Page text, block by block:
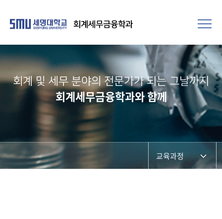
회계세무금융학과
회계 및 세무 분야의 전문가가 되는 그날까지
회계세무금융학과와 함께
교육과정